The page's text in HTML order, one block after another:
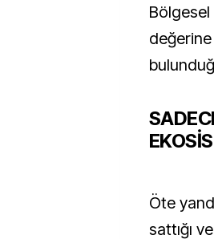
Bölgesel
Öte
sattığı